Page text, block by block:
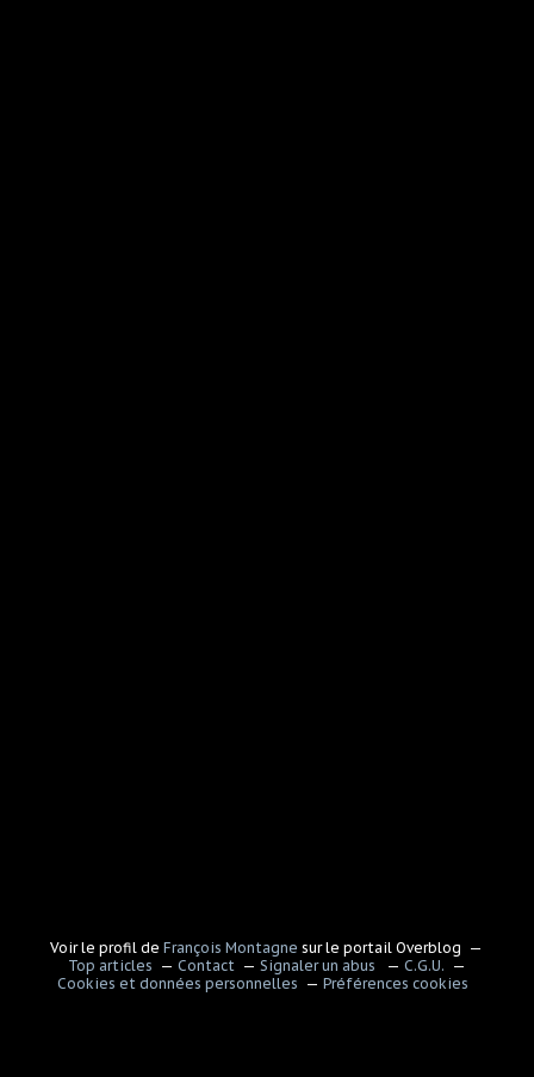
Voir le profil deFrançois Montagne sur le portail Overblog
Top articles
Contact Signaler un abus
C.G.U.
Cookies et données personnelles
Préférences cookies